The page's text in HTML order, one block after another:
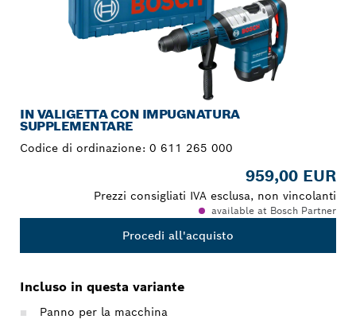
IN VALIGETTA CON IMPUGNATURA
SUPPLEMENTARE
Codice di ordinazione: 0 611 265 000
959,00 EUR
Prezzi consigliati IVA esclusa, non vincolanti
available at Bosch Partner
Procedi all'acquisto
Incluso in questa variante
Panno per la macchina